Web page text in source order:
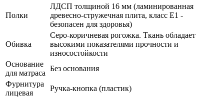
Полки
ЛДСП толщиной 16 мм (ламинированная
древесно-стружечная плита, класс E1 -
безопасен для здоровья)
Обивка
Серо-коричневая рогожка. Ткань обладает
высокими показателями прочности и
износостойкости
Основание
для матраса
Без основания
Фурнитура
лицевая
Ручка-кнопка (пластик)